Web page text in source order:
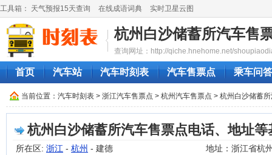
工具箱： 天气预报15天查询 在线成语词典 实时卫星云图
杭州白沙储蓄所汽车售
查询网址：http://qiche.hnehome.net/
首页 汽车站 汽车时刻表 汽车售票点 乘车问答
当前位置： 汽车时刻表 > 浙江汽车售票点 > 杭州汽车售票点 > 杭州白沙储蓄
杭州白沙储蓄所汽车售票点电话、地址等
所在区: 浙江 - 杭州 - 建德
地址：浙江省杭